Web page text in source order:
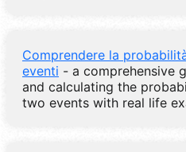
Comprendere la
eventi - a comprehensive
and calculating the
two events with real life